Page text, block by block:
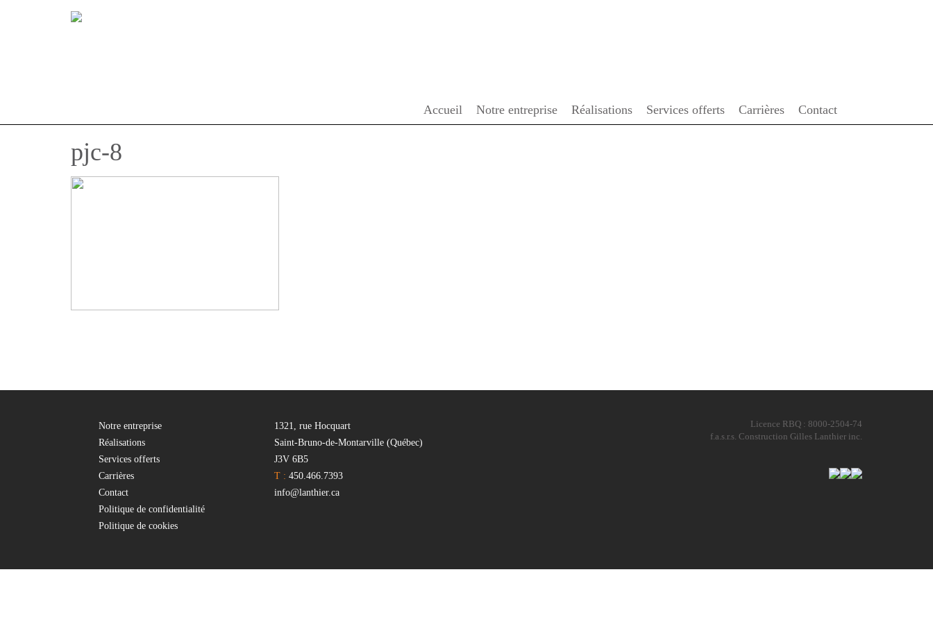
Accueil Notre entreprise Réalisations Services offerts Carrières Contact
pjc-8
Notre entreprise
Réalisations
Services offerts
Carrières
Contact
Politique de confidentialité
Politique de cookies
1321, rue Hocquart
Saint-Bruno-de-Montarville (Québec)
J3V 6B5
T : 450.466.7393
info@lanthier.ca
Licence RBQ : 8000-2504-74
f.a.s.r.s. Construction Gilles Lanthier inc.